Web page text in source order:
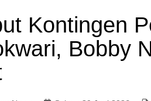
Olahraga
Otomotif
Sosial & Budaya
Kontingen
Bobby